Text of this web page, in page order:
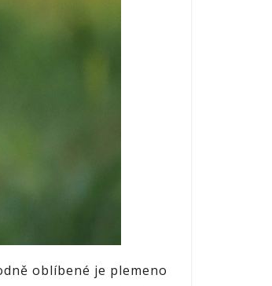
oblíbené je plemeno